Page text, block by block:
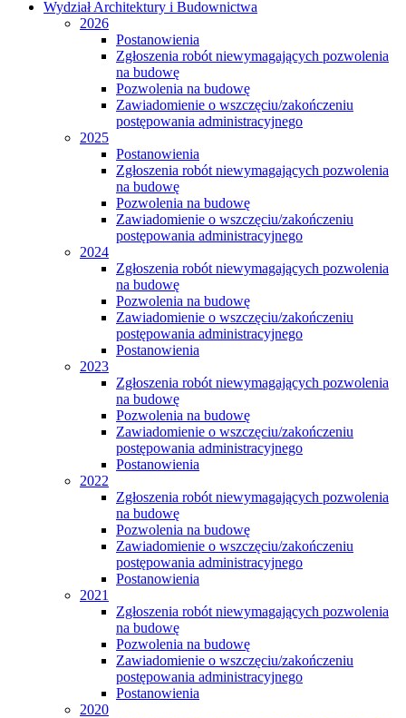
Wydział Architektury i Budownictwa
2026
Postanowienia
Zgłoszenia robót niewymagających pozwolenia
na budowę
Pozwolenia na budowę
Zawiadomienie o wszczęciu/zakończeniu
postępowania administracyjnego
2025
Postanowienia
Zgłoszenia robót niewymagających pozwolenia
na budowę
Pozwolenia na budowę
Zawiadomienie o wszczęciu/zakończeniu
postępowania administracyjnego
2024
Zgłoszenia robót niewymagających pozwolenia
na budowę
Pozwolenia na budowę
Zawiadomienie o wszczęciu/zakończeniu
postępowania administracyjnego
Postanowienia
2023
Zgłoszenia robót niewymagających pozwolenia
na budowę
Pozwolenia na budowę
Zawiadomienie o wszczęciu/zakończeniu
postępowania administracyjnego
Postanowienia
2022
Zgłoszenia robót niewymagających pozwolenia
na budowę
Pozwolenia na budowę
Zawiadomienie o wszczęciu/zakończeniu
postępowania administracyjnego
Postanowienia
2021
Zgłoszenia robót niewymagających pozwolenia
na budowę
Pozwolenia na budowę
Zawiadomienie o wszczęciu/zakończeniu
postępowania administracyjnego
Postanowienia
2020